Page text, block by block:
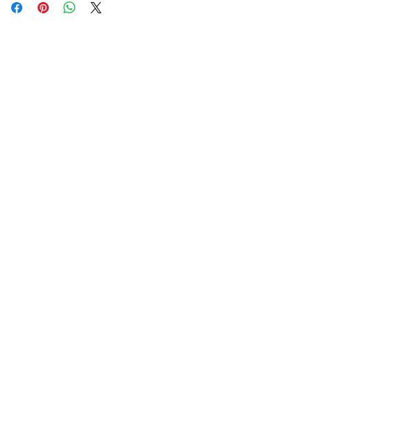
Avance para a página de checkout (próximo passo